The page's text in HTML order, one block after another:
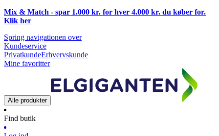
Mix & Match - spar 1.000 kr. for hver 4.000 kr. du køber for.
Klik her
Spring navigationen over
Kundeservice
PrivatkundeErhvervskunde
Mine favoritter
Alle produkter
Find butik